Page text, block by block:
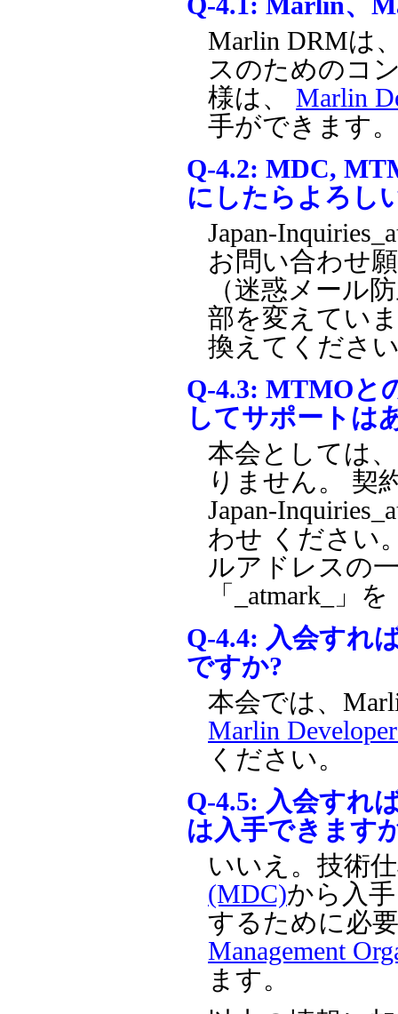
Marlin DRMは
スのためのコ
様は、 Marlin
手ができます。
Q-4.2: MDC,
にしたらよろし
Japan-
お問い合わせ
（迷惑メール
部を変えてい
換えてくださ
Q-4.3: MTMOと
してサポートは
本会としては
りません。 契
Japan-
わせ ください
ルアドレスの
「_atmark_」
Q-4.4: 入会すれ
ですか?
本会では、
Marlin
ください。
Q-4.5: 入会すれ
は入手できます
いいえ。技術
(MDC)から入
するために必
Management
ます。